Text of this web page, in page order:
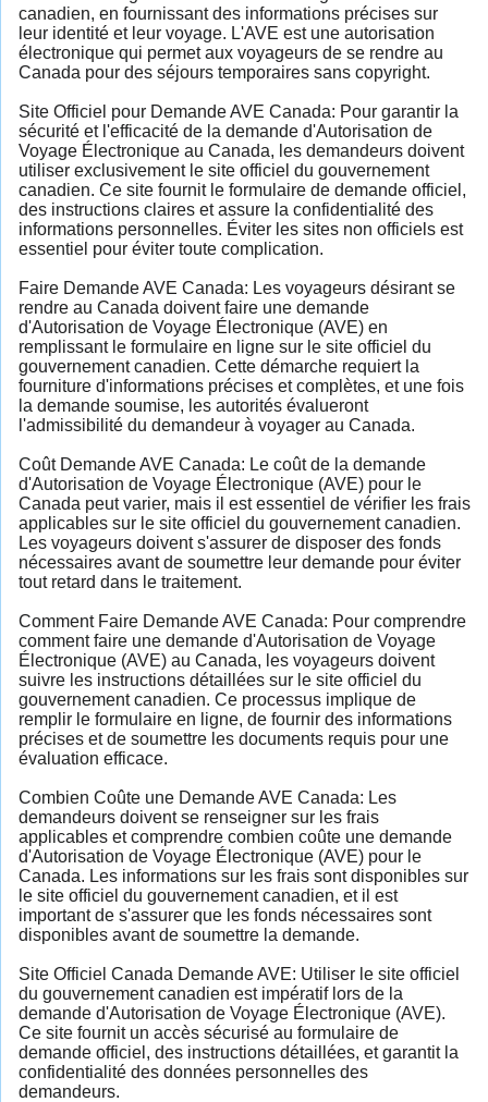
canadien, en fournissant des informations précises sur
leur identité et leur voyage. L'AVE est une autorisation
électronique qui permet aux voyageurs de se rendre au
Canada pour des séjours temporaires sans copyright.
Site Officiel pour Demande AVE Canada: Pour garantir la
sécurité et l'efficacité de la demande d'Autorisation de
Voyage Électronique au Canada, les demandeurs doivent
utiliser exclusivement le site officiel du gouvernement
canadien. Ce site fournit le formulaire de demande officiel,
des instructions claires et assure la confidentialité des
informations personnelles. Éviter les sites non officiels est
essentiel pour éviter toute complication.
Faire Demande AVE Canada: Les voyageurs désirant se
rendre au Canada doivent faire une demande
d'Autorisation de Voyage Électronique (AVE) en
remplissant le formulaire en ligne sur le site officiel du
gouvernement canadien. Cette démarche requiert la
fourniture d'informations précises et complètes, et une fois
la demande soumise, les autorités évalueront
l'admissibilité du demandeur à voyager au Canada.
Coût Demande AVE Canada: Le coût de la demande
d'Autorisation de Voyage Électronique (AVE) pour le
Canada peut varier, mais il est essentiel de vérifier les frais
applicables sur le site officiel du gouvernement canadien.
Les voyageurs doivent s'assurer de disposer des fonds
nécessaires avant de soumettre leur demande pour éviter
tout retard dans le traitement.
Comment Faire Demande AVE Canada: Pour comprendre
comment faire une demande d'Autorisation de Voyage
Électronique (AVE) au Canada, les voyageurs doivent
suivre les instructions détaillées sur le site officiel du
gouvernement canadien. Ce processus implique de
remplir le formulaire en ligne, de fournir des informations
précises et de soumettre les documents requis pour une
évaluation efficace.
Combien Coûte une Demande AVE Canada: Les
demandeurs doivent se renseigner sur les frais
applicables et comprendre combien coûte une demande
d'Autorisation de Voyage Électronique (AVE) pour le
Canada. Les informations sur les frais sont disponibles sur
le site officiel du gouvernement canadien, et il est
important de s'assurer que les fonds nécessaires sont
disponibles avant de soumettre la demande.
Site Officiel Canada Demande AVE: Utiliser le site officiel
du gouvernement canadien est impératif lors de la
demande d'Autorisation de Voyage Électronique (AVE).
Ce site fournit un accès sécurisé au formulaire de
demande officiel, des instructions détaillées, et garantit la
confidentialité des données personnelles des
demandeurs.